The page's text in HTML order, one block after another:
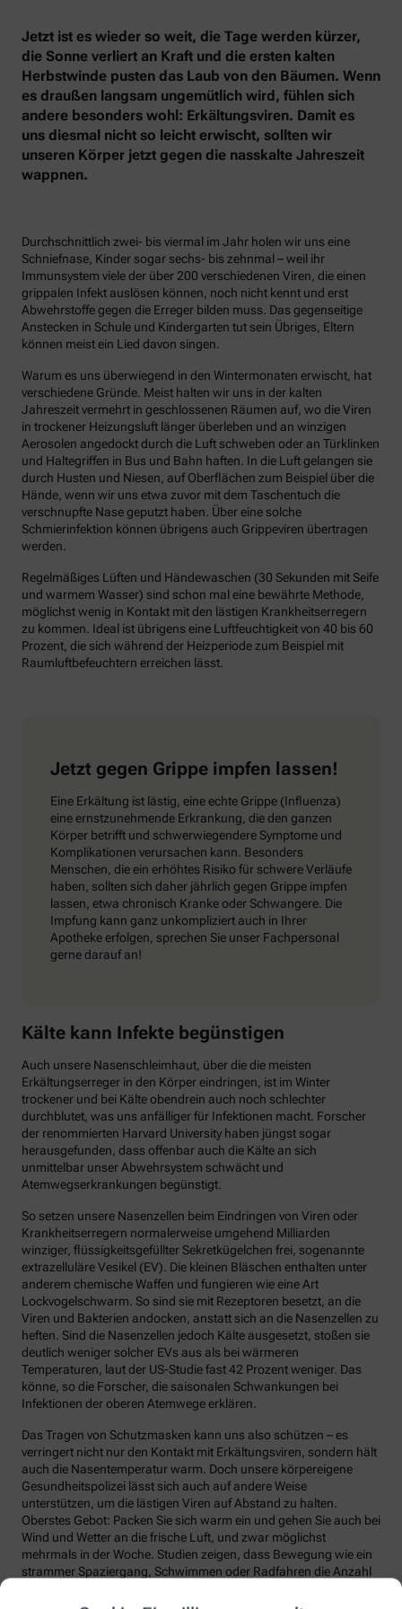
Jetzt ist es wieder so weit, die Tage werden kürzer,
die Sonne verliert an Kraft und die ersten kalten
Herbstwinde pusten das Laub von den Bäumen. Wenn
es draußen langsam ungemütlich wird, fühlen sich
andere besonders wohl: Erkältungsviren. Damit es
uns diesmal nicht so leicht erwischt, sollten wir
unseren Körper jetzt gegen die nasskalte Jahreszeit
wappnen.
Durchschnittlich zwei- bis viermal im Jahr holen wir uns eine
Schniefnase, Kinder sogar sechs- bis zehnmal – weil ihr
Immunsystem viele der über 200 verschiedenen Viren, die einen
grippalen Infekt auslösen können, noch nicht kennt und erst
Abwehrstoffe gegen die Erreger bilden muss. Das gegenseitige
Anstecken in Schule und Kindergarten tut sein Übriges, Eltern
können meist ein Lied davon singen.
Warum es uns überwiegend in den Wintermonaten erwischt, hat
verschiedene Gründe. Meist halten wir uns in der kalten
Jahreszeit vermehrt in geschlossenen Räumen auf, wo die Viren
in trockener Heizungsluft länger überleben und an winzigen
Aerosolen angedockt durch die Luft schweben oder an Türklinken
und Haltegriffen in Bus und Bahn haften. In die Luft gelangen sie
durch Husten und Niesen, auf Oberflächen zum Beispiel über die
Hände, wenn wir uns etwa zuvor mit dem Taschentuch die
verschnupfte Nase geputzt haben. Über eine solche
Schmierinfektion können übrigens auch Grippeviren übertragen
werden.
Regelmäßiges Lüften und Händewaschen (30 Sekunden mit Seife
und warmem Wasser) sind schon mal eine bewährte Methode,
möglichst wenig in Kontakt mit den lästigen Krankheitserregern
zu kommen. Ideal ist übrigens eine Luftfeuchtigkeit von 40 bis 60
Prozent, die sich während der Heizperiode zum Beispiel mit
Raumluftbefeuchtern erreichen lässt.
Jetzt gegen Grippe impfen lassen!
Eine Erkältung ist lästig, eine echte Grippe (Influenza)
eine ernstzunehmende Erkrankung, die den ganzen
Körper betrifft und schwerwiegendere Symptome und
Komplikationen verursachen kann. Besonders
Menschen, die ein erhöhtes Risiko für schwere Verläufe
haben, sollten sich daher jährlich gegen Grippe impfen
lassen, etwa chronisch Kranke oder Schwangere. Die
Impfung kann ganz unkompliziert auch in Ihrer
Apotheke erfolgen, sprechen Sie unser Fachpersonal
gerne darauf an!
Kälte kann Infekte begünstigen
Auch unsere Nasenschleimhaut, über die die meisten
Erkältungserreger in den Körper eindringen, ist im Winter
trockener und bei Kälte obendrein auch noch schlechter
durchblutet, was uns anfälliger für Infektionen macht. Forscher
der renommierten Harvard University haben jüngst sogar
herausgefunden, dass offenbar auch die Kälte an sich
unmittelbar unser Abwehrsystem schwächt und
Atemwegserkrankungen begünstigt.
So setzen unsere Nasenzellen beim Eindringen von Viren oder
Krankheitserregern normalerweise umgehend Milliarden
winziger, flüssigkeitsgefüllter Sekretkügelchen frei, sogenannte
extrazelluläre Vesikel (EV). Die kleinen Bläschen enthalten unter
anderem chemische Waffen und fungieren wie eine Art
Lockvogelschwarm. So sind sie mit Rezeptoren besetzt, an die
Viren und Bakterien andocken, anstatt sich an die Nasenzellen zu
heften. Sind die Nasenzellen jedoch Kälte ausgesetzt, stoßen sie
deutlich weniger solcher EVs aus als bei wärmeren
Temperaturen, laut der US-Studie fast 42 Prozent weniger. Das
könne, so die Forscher, die saisonalen Schwankungen bei
Infektionen der oberen Atemwege erklären.
Das Tragen von Schutzmasken kann uns also schützen – es
verringert nicht nur den Kontakt mit Erkältungsviren, sondern hält
auch die Nasentemperatur warm. Doch unsere körpereigene
Gesundheitspolizei lässt sich auch auf andere Weise
unterstützen, um die lästigen Viren auf Abstand zu halten.
Oberstes Gebot: Packen Sie sich warm ein und gehen Sie auch bei
Wind und Wetter an die frische Luft, und zwar möglichst
mehrmals in der Woche. Studien zeigen, dass Bewegung wie ein
strammer Spaziergang, Schwimmen oder Radfahren die Anzahl
Regelmäßige Bewegung sorgt auch dafür, dass Fremdstoffe über